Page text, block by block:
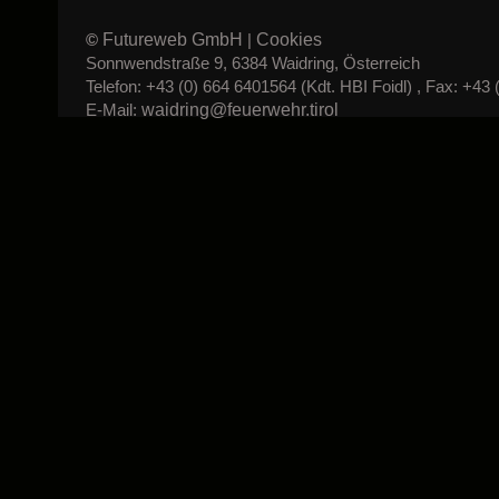
© Futureweb GmbH | Cookies
Sonnwendstraße 9, 6384 Waidring, Österreich
Telefon: +43 (0) 664 6401564 (Kdt. HBI Foidl) , Fax: +43
E-Mail: waidring@feuerwehr.tirol